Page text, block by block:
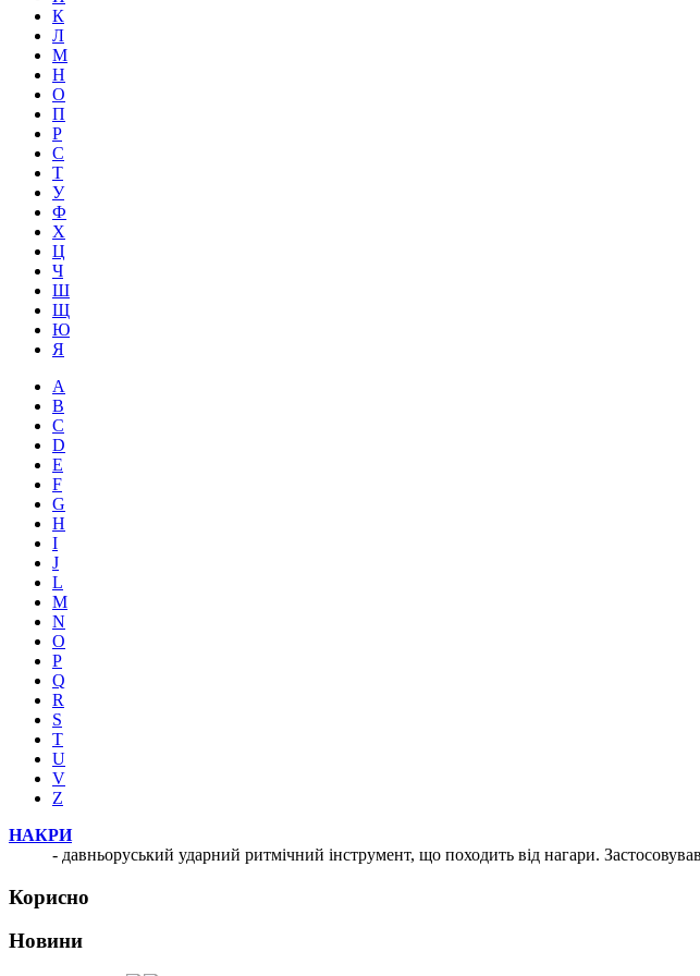
К
Л
М
Н
О
П
Р
С
Т
У
Ф
Х
Ц
Ч
Ш
Щ
Ю
Я
A
B
C
D
E
F
G
H
I
J
L
M
N
O
P
Q
R
S
T
U
V
Z
НАКРИ
- давньоруський ударний ритмічний інструмент, що походить від нагари.
Корисно
Новини